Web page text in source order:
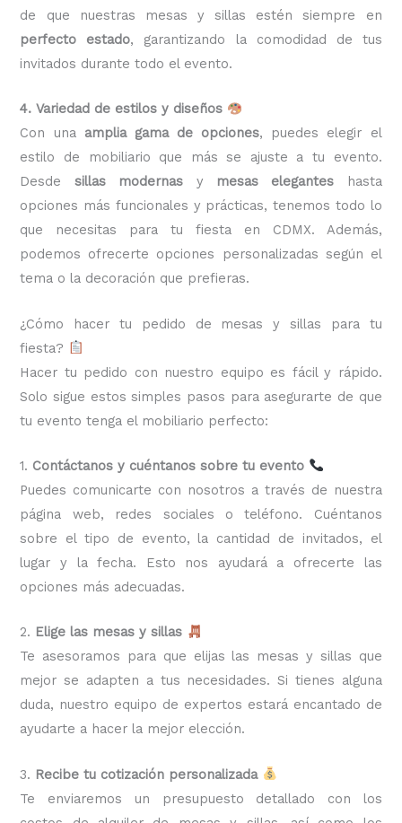
de que nuestras mesas y sillas estén siempre en
perfecto estado, garantizando la comodidad de tus
invitados durante todo el evento.
4. Variedad de estilos y diseños
Con una amplia gama de opciones, puedes elegir el
estilo de mobiliario que más se ajuste a tu evento.
Desde sillas modernas y mesas elegantes hasta
opciones más funcionales y prácticas, tenemos todo lo
que necesitas para tu fiesta en CDMX. Además,
podemos ofrecerte opciones personalizadas según el
tema o la decoración que prefieras.
¿Cómo hacer tu pedido de mesas y sillas para tu
fiesta?
Hacer tu pedido con nuestro equipo es fácil y rápido.
Solo sigue estos simples pasos para asegurarte de que
tu evento tenga el mobiliario perfecto:
1. Contáctanos y cuéntanos sobre tu evento
Puedes comunicarte con nosotros a través de nuestra
página web, redes sociales o teléfono. Cuéntanos
sobre el tipo de evento, la cantidad de invitados, el
lugar y la fecha. Esto nos ayudará a ofrecerte las
opciones más adecuadas.
2. Elige las mesas y sillas
Te asesoramos para que elijas las mesas y sillas que
mejor se adapten a tus necesidades. Si tienes alguna
duda, nuestro equipo de expertos estará encantado de
ayudarte a hacer la mejor elección.
3. Recibe tu cotización personalizada
Te enviaremos un presupuesto detallado con los